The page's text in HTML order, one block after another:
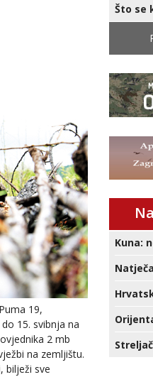
19,
15. svibnja na
2 mb
na zemljištu.
bilježi sve
Što se
Kuna: